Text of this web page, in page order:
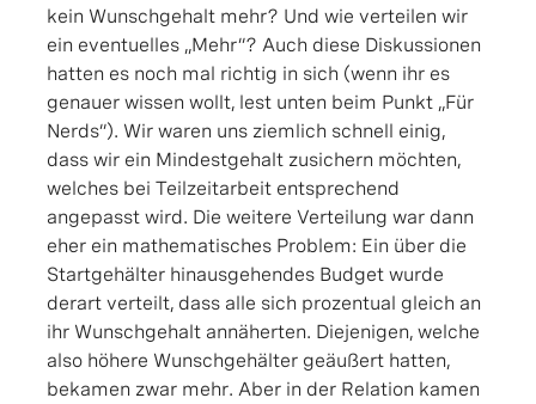
kein Wunschgehalt mehr? Und wie verteilen wir
ein eventuelles „Mehr“? Auch diese Diskussionen
hatten es noch mal richtig in sich (wenn ihr es
genauer wissen wollt, lest unten beim Punkt „Für
Nerds“). Wir waren uns ziemlich schnell einig,
dass wir ein Mindestgehalt zusichern möchten,
welches bei Teilzeitarbeit entsprechend
angepasst wird. Die weitere Verteilung war dann
eher ein mathematisches Problem: Ein über die
Startgehälter hinausgehendes Budget wurde
derart verteilt, dass alle sich prozentual gleich an
ihr Wunschgehalt annäherten. Diejenigen, welche
also höhere Wunschgehälter geäußert hatten,
bekamen zwar mehr. Aber in der Relation kamen